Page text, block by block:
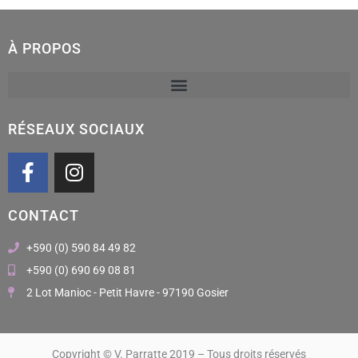
À PROPOS
RÉSEAUX SOCIAUX
F
a
e
b
o
o
k
I
n
t
a
g
r
a
CONTACT
+590 (0) 590 84 49 82
+590 (0) 690 69 08 81
2 Lot Manioc - Petit Havre - 97190 Gosier
Copyright © V. Parratte 2019 – Tous droits réservés